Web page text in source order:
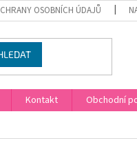
OSOBNÍCH ÚDAJŮ
Kontakt Obchodní